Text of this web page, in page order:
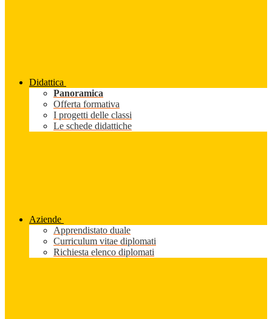
Didattica
Panoramica
Offerta formativa
I progetti delle classi
Le schede didattiche
Aziende
Apprendistato duale
Curriculum vitae diplomati
Richiesta elenco diplomati